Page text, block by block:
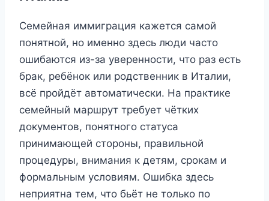
Семейная иммиграция кажется самой
понятной, но именно здесь люди часто
ошибаются из-за уверенности, что раз есть
брак, ребёнок или родственник в Италии,
всё пройдёт автоматически. На практике
семейный маршрут требует чётких
документов, понятного статуса
принимающей стороны, правильной
процедуры, внимания к детям, срокам и
формальным условиям. Ошибка здесь
неприятна тем, что бьёт не только по